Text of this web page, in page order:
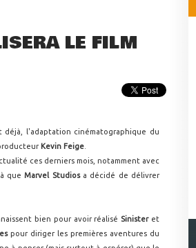
LE FILM
l'adaptation cinématographique du
Kevin Feige
ces derniers mois, notamment avec
que Marvel Studiosa décidé de délivrer
bien pour avoir réalisé Sinisteret
pour diriger les premières aventures du